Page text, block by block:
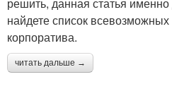
решить, данная статья
найдете список
корпоратива.
читать дальше →